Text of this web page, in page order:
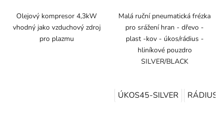
Olejový kompresor 4,3kW
vhodný jako vzduchový zdroj
pro plazmu
Malá ruční pneumatická frézka
pro srážení hran - dřevo -
plast -kov - úkos/rádius -
hliníkové pouzdro
SILVER/BLACK
ÚKOS45-SILVER